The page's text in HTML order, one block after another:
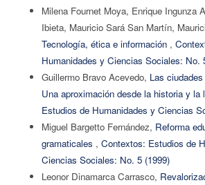
Milena Fournet Moya, Enrique Ingunza
Ibieta, Mauricio Sará San Martín,
Tecnología, ética e información ,
Humanidades y Ciencias Sociales: No.
Guillermo Bravo Acevedo, Las
Una aproximación desde la historia y la
Estudios de Humanidades y Ciencias
Miguel Bargetto Fernández, Reforma
gramaticales , Contextos: Estudios de
Ciencias Sociales: No. 5 (1999)
Leonor Dinamarca Carrasco,